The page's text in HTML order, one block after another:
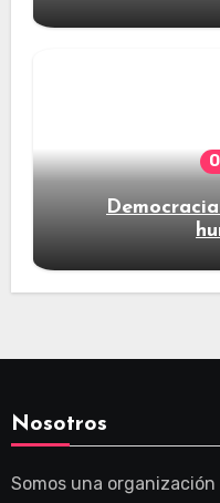
Nosotros
Somos una